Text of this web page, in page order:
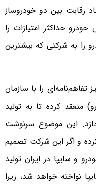
رقابت بین دو خودروساز
حداکثر امتیازات را
را به شرکتی که بیشترین
تفاهم‌نامه‌ای را با سازمان
منعقد کرده تا به تولید
این موضوع سرنوشت
و اگر این شرکت تصمیم
و سایپا در ایران تولید
نواخته خواهد شد، زیرا